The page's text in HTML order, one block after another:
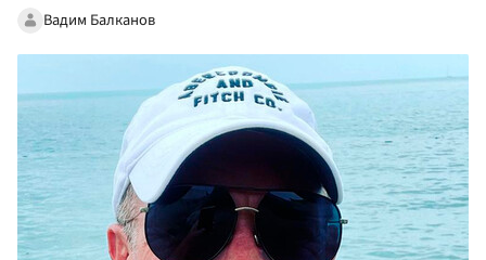
Вадим Балканов